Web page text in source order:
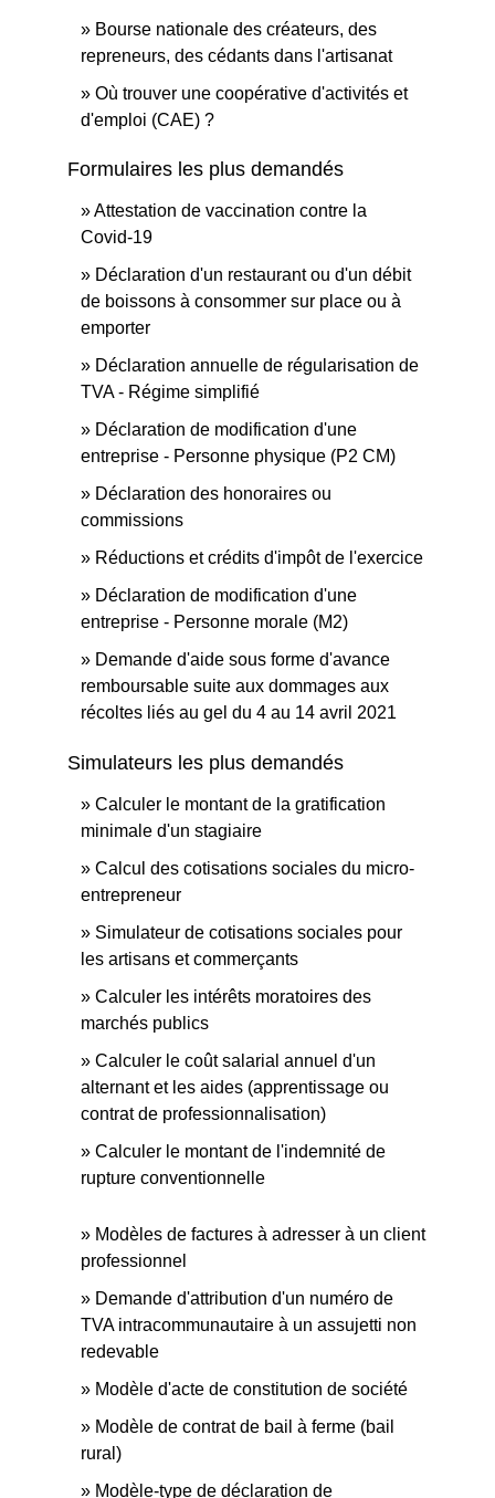
Bourse nationale des créateurs, des
repreneurs, des cédants dans l'artisanat
Où trouver une coopérative d'activités et
d'emploi (CAE) ?
Formulaires les plus demandés
Attestation de vaccination contre la
Covid‑19
Déclaration d'un restaurant ou d'un débit
de boissons à consommer sur place ou à
emporter
Déclaration annuelle de régularisation de
TVA - Régime simplifié
Déclaration de modification d'une
entreprise - Personne physique (P2 CM)
Déclaration des honoraires ou
commissions
Réductions et crédits d'impôt de l'exercice
Déclaration de modification d'une
entreprise - Personne morale (M2)
Demande d'aide sous forme d'avance
remboursable suite aux dommages aux
récoltes liés au gel du 4 au 14 avril 2021
Simulateurs les plus demandés
Calculer le montant de la gratification
minimale d'un stagiaire
Calcul des cotisations sociales du micro-
entrepreneur
Simulateur de cotisations sociales pour
les artisans et commerçants
Calculer les intérêts moratoires des
marchés publics
Calculer le coût salarial annuel d'un
alternant et les aides (apprentissage ou
contrat de professionnalisation)
Calculer le montant de l'indemnité de
rupture conventionnelle
Modèles de factures à adresser à un client
professionnel
Demande d'attribution d'un numéro de
TVA intracommunautaire à un assujetti non
redevable
Modèle d'acte de constitution de société
Modèle de contrat de bail à ferme (bail
rural)
Modèle-type de déclaration de